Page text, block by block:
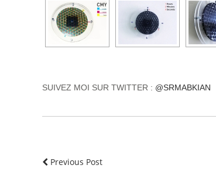
SUIVEZ MOI SUR TWITTER : @SRMABKIAN
Previous Post